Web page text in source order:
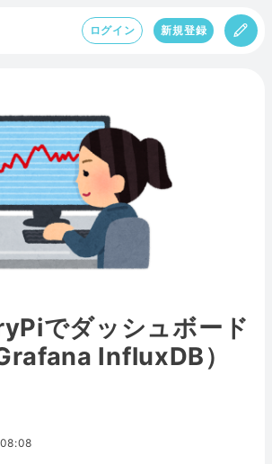
ログイン 新規登録
でダッシュボード
InfluxDB）